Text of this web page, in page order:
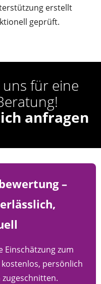
erstellt
geprüft.
für eine
anfragen
–
Einschätzung zum
persönlich